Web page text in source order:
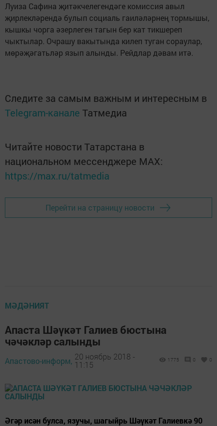
Луиза Сафина җитәкчелегендәге комиссия авыл
җирлекләрендә булып социаль гаиләләрнең тормышы,
кышкы чорга әзерлеген тагын бер кат тикшереп
чыктылар. Очрашу вакытында килеп туган сораулар,
мөрәҗәгатьләр язып алынды. Рейдлар дәвам итә.
Следите за самым важным и интересным в
Telegram-канале Татмедиа
Читайте новости Татарстана в
национальном мессенджере MАХ:
https://max.ru/tatmedia
Перейти на страницу новости
МӘДӘНИЯТ
Апаста Шәүкәт Галиев бюстына
чәчәкләр салынды
Апастово-информ, 20 ноябрь 2018 -
11:15
1775 0 0
Әгәр исән булса, язучы, шагыйрь Шәүкәт Галиевкә 90